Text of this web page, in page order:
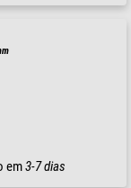
em3-7 dias